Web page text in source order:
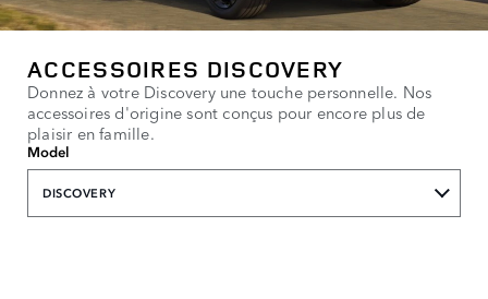
ACCESSOIRES DISCOVERY
Donnez à votre Discovery une touche personnelle. Nos
accessoires d'origine sont conçus pour encore plus de
plaisir en famille.
Model
DISCOVERY